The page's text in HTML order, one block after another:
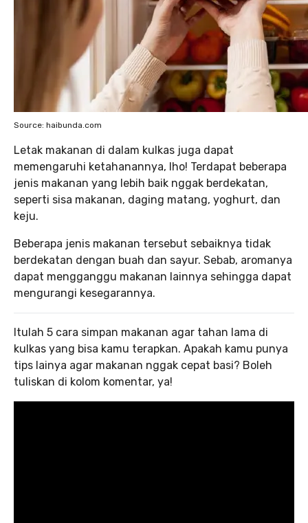
Source: haibunda.com
Letak makanan di dalam kulkas juga dapat
memengaruhi ketahanannya, lho! Terdapat beberapa
jenis makanan yang lebih baik nggak berdekatan,
seperti sisa makanan, daging matang, yoghurt, dan
keju.
Beberapa jenis makanan tersebut sebaiknya tidak
berdekatan dengan buah dan sayur. Sebab, aromanya
dapat mengganggu makanan lainnya sehingga dapat
mengurangi kesegarannya.
Itulah 5 cara simpan makanan agar tahan lama di
kulkas yang bisa kamu terapkan. Apakah kamu punya
tips lainya agar makanan nggak cepat basi? Boleh
tuliskan di kolom komentar, ya!